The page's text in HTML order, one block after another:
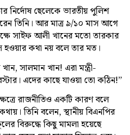
নির্দোষ ছেলেকে ভারতীয় পুলিশ
তিনি। আর মাত্র ৯/১০ মাস আগে
সাইফ আলী খানের মতো তারকার
হওয়ার কথা নয় বলে তার মত।
সালমান খান! এরা মন্ত্রী-
এদের কাছে যাওয়া তো কঠিন!”
রাজনীতিও একটি কারণ বলে
তিনি বলেন, স্থানীয় বিএনপির
বিরুদ্ধে কিছু মামলা হয়েছে